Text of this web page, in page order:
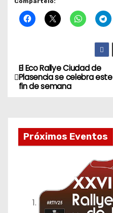
N
a
El Eco Rallye Ciudad de
Plasencia se celebra este
fin de semana
Próximos Eventos